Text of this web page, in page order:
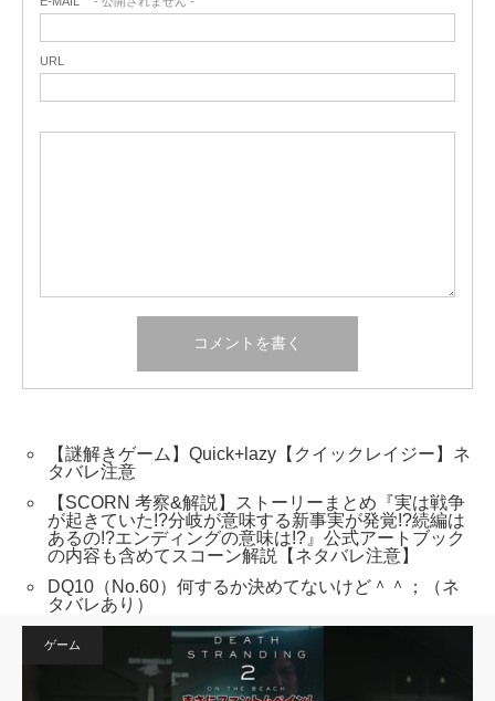
URL
【謎解きゲーム】Quick+lazy【クイックレイジー】ネ
タバレ注意
【SCORN 考察&解説】ストーリーまとめ『実は戦争
が起きていた!?分岐が意味する新事実が発覚!?続編は
あるの!?エンディングの意味は!?』公式アートブック
の内容も含めてスコーン解説【ネタバレ注意】
DQ10（No.60）何するか決めてないけど＾＾；（ネ
タバレあり）
ゲーム